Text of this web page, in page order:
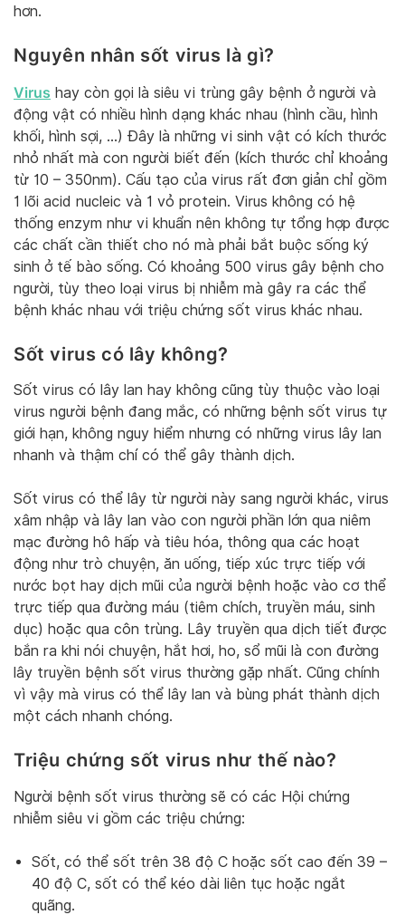
hơn.
Nguyên nhân sốt virus là gì?
Virus hay còn gọi là siêu vi trùng gây bệnh ở người và
động vật có nhiều hình dạng khác nhau (hình cầu, hình
khối, hình sợi, …) Đây là những vi sinh vật có kích thước
nhỏ nhất mà con người biết đến (kích thước chỉ khoảng
từ 10 – 350nm). Cấu tạo của virus rất đơn giản chỉ gồm
1 lõi acid nucleic và 1 vỏ protein. Virus không có hệ
thống enzym như vi khuẩn nên không tự tổng hợp được
các chất cần thiết cho nó mà phải bắt buộc sống ký
sinh ở tế bào sống. Có khoảng 500 virus gây bệnh cho
người, tùy theo loại virus bị nhiễm mà gây ra các thể
bệnh khác nhau với triệu chứng sốt virus khác nhau.
Sốt virus có lây không?
Sốt virus có lây lan hay không cũng tùy thuộc vào loại
virus người bệnh đang mắc, có những bệnh sốt virus tự
giới hạn, không nguy hiểm nhưng có những virus lây lan
nhanh và thậm chí có thể gây thành dịch.
Sốt virus có thể lây từ người này sang người khác, virus
xâm nhập và lây lan vào con người phần lớn qua niêm
mạc đường hô hấp và tiêu hóa, thông qua các hoạt
động như trò chuyện, ăn uống, tiếp xúc trực tiếp với
nước bọt hay dịch mũi của người bệnh hoặc vào cơ thể
trực tiếp qua đường máu (tiêm chích, truyền máu, sinh
dục) hoặc qua côn trùng. Lây truyền qua dịch tiết được
bắn ra khi nói chuyện, hắt hơi, ho, sổ mũi là con đường
lây truyền bệnh sốt virus thường gặp nhất. Cũng chính
vì vậy mà virus có thể lây lan và bùng phát thành dịch
một cách nhanh chóng.
Triệu chứng sốt virus như thế nào?
Người bệnh sốt virus thường sẽ có các Hội chứng
nhiễm siêu vi gồm các triệu chứng:
Sốt, có thể sốt trên 38 độ C hoặc sốt cao đến 39 –
40 độ C, sốt có thể kéo dài liên tục hoặc ngắt
quãng.